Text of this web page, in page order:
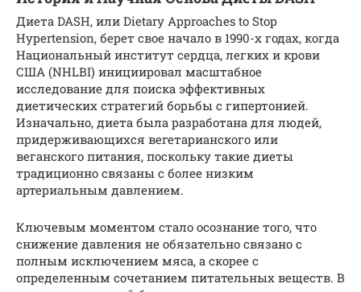
Диета DASH, или Dietary Approaches to Stop
Hypertension, берет свое начало в 1990-х годах, когда
Национальный институт сердца, легких и крови
США (NHLBI) инициировал масштабное
исследование для поиска эффективных
диетических стратегий борьбы с гипертонией.
Изначально, диета была разработана для людей,
придерживающихся вегетарианского или
веганского питания, поскольку такие диеты
традиционно связаны с более низким
артериальным давлением.
Ключевым моментом стало осознание того, что
снижение давления не обязательно связано с
полным исключением мяса, а скорее с
определенным сочетанием питательных веществ. В